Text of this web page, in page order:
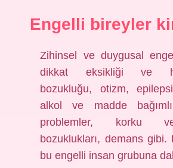
Engelli bireyler
Zihinsel ve duygusal
dikkat eksikliği ve
bozukluğu, otizm,
alkol ve madde
problemler, korku
bozuklukları, demans gibi.
bu engelli insan grubuna